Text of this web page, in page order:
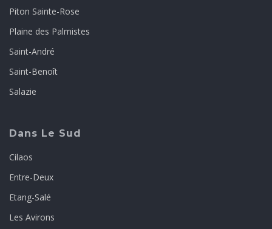
Piton Sainte-Rose
Plaine des Palmistes
Saint-André
Saint-Benoît
Salazie
Dans Le Sud
Cilaos
Entre-Deux
Etang-Salé
Les Avirons